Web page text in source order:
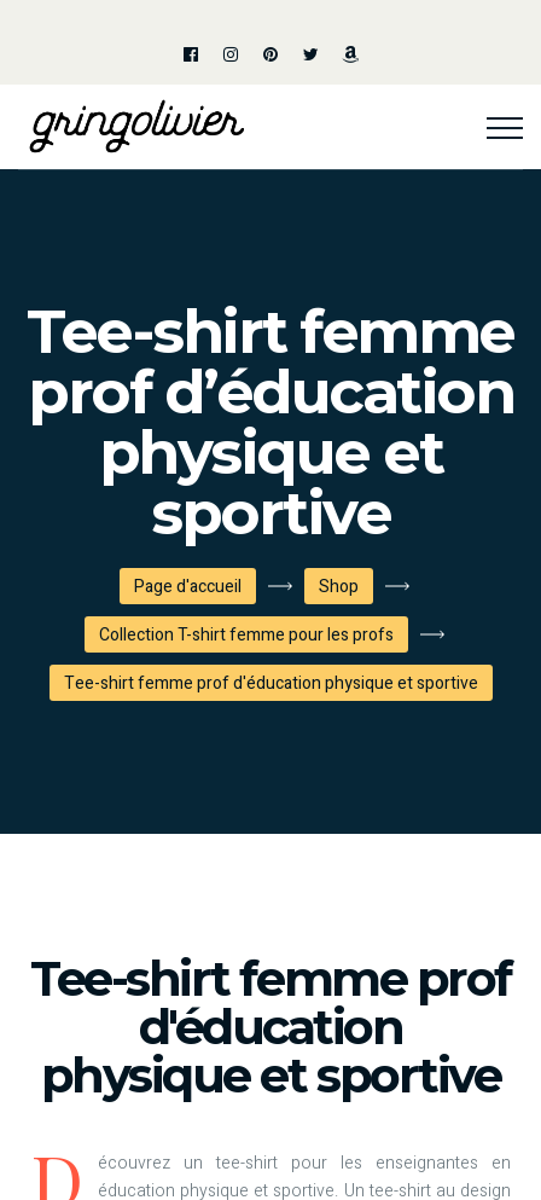
Tee-shirt femme
prof d’éducation
physique et
sportive
Page d'accueil
Shop
Collection T-shirt femme pour les profs
Tee-shirt femme prof d'éducation physique et sportive
Tee-shirt femme prof
d'éducation
physique et sportive
D
écouvrez un tee-shirt pour les enseignantes en
éducation physique et sportive. Un tee-shirt au design